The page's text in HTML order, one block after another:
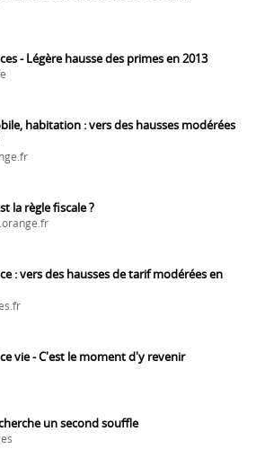
- Légère hausse des primes en 2013
habitation : vers des hausses modérées
la règle fiscale ?
: vers des hausses de tarif modérées en
vie - C'est le moment d'y revenir
un second souffle